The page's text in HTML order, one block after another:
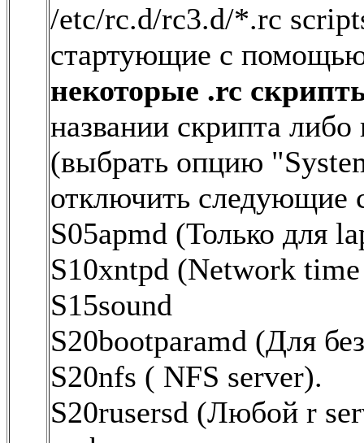
/etc/rc.d/rc3.d/*.rc
стартующие с
некоторые .rc
названии скрипта
(выбрать опцию
отключить следующие
S05apmd (Только для
S10xntpd (Network
S15sound
S20bootparamd (Для
S20nfs ( NFS server).
S20rusersd (Любой r